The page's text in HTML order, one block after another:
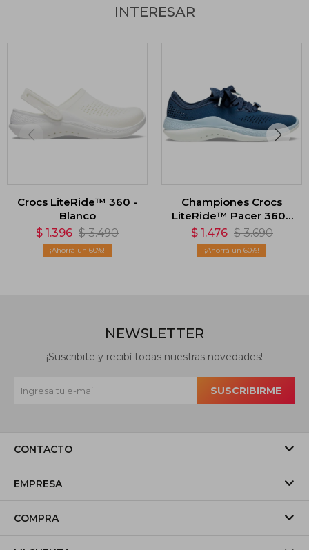
INTERESAR
Crocs LiteRide™ 360 -
Blanco
$ 1.396 $ 3.490
60
Championes Crocs
LiteRide™ Pacer 360 -
Azul
$ 1.476 $ 3.690
60
CONTACTO
EMPRESA
COMPRA
NEWSLETTER
¡Suscribite y recibí todas nuestras novedades!
SUSCRIBIRME